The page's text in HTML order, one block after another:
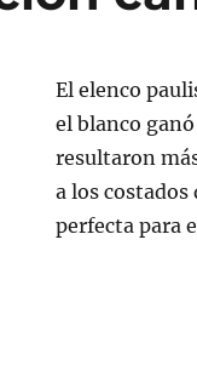
El elenco
el blanco
resultaron
a los costados
perfecta para